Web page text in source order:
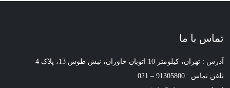
تماس با ما
آدرس : تهران، کیلومتر 10 اتوبان خاوران، نبش طوس 13، پلاک 4
تلفن تماس : 91305800 – 021